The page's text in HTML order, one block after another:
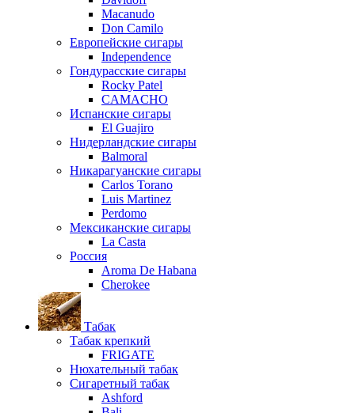
Macanudo
Don Camilo
Европейские сигары
Independence
Гондурасские сигары
Rocky Patel
CAMACHO
Испанские сигары
El Guajiro
Нидерландские сигары
Balmoral
Никарагуанские сигары
Carlos Torano
Luis Martinez
Perdomo
Мексиканские сигары
La Casta
Россия
Aroma De Habana
Cherokee
Табак
Табак крепкий
FRIGATE
Нюхательный табак
Сигаретный табак
Ashford